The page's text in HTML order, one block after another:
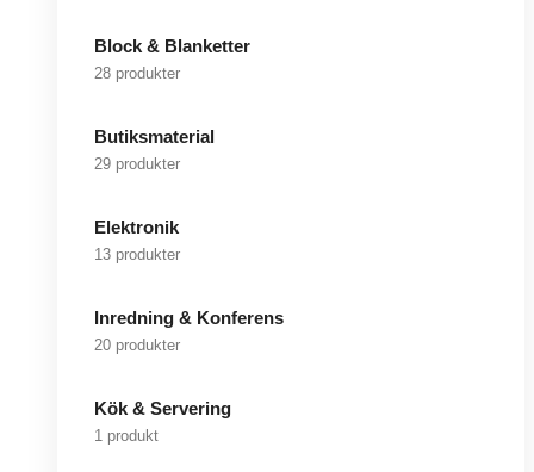
Block & Blanketter
28 produkter
Butiksmaterial
29 produkter
Elektronik
13 produkter
Inredning & Konferens
20 produkter
Kök & Servering
1 produkt